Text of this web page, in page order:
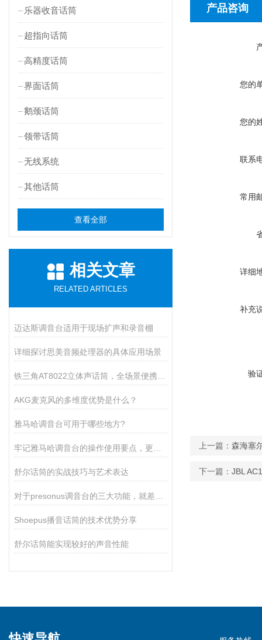
乐器收音话筒
超指向话筒
高精度话筒
界面话筒
鹅颈话筒
领带话筒
无线系统
其他话筒
查看全部
相关文章
RELATED ARTICLES
迈达斯调音台适用于现场扩声和录音棚
详细探讨思美音频处理器的具体应用场景
AKG麦克风的多维度优势是什么？
雅马哈调音台可用于哪些地方?
舒尔话筒的实战技巧与艺术表达
Shoepus播音话筒的技术优势分享
舒尔话筒能实现较好的声音性能
产品咨询
您的
您的
联系
常用
详细
补充
验
上一篇： 森海塞
下一篇： JBL